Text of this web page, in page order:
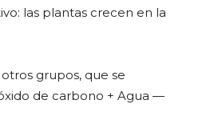
las plantas crecen en la
grupos, que se
de carbono + Agua —